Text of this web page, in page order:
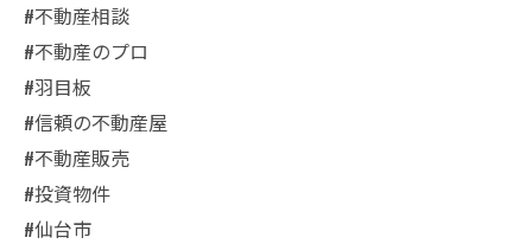
#不動産相談
#不動産のプロ
#羽目板
#信頼の不動産屋
#不動産販売
#投資物件
#仙台市